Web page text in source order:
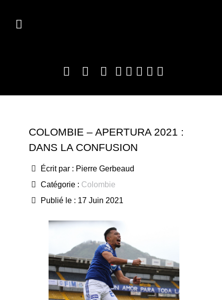
COLOMBIE – APERTURA 2021 :
DANS LA CONFUSION
Écrit par : Pierre Gerbeaud
Catégorie : Colombie
Publié le : 17 Juin 2021